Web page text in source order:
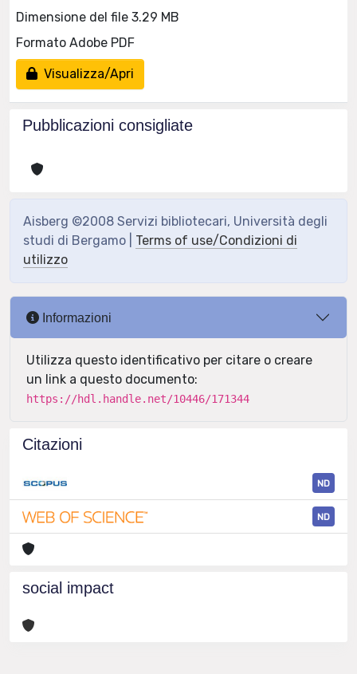
Dimensione del file 3.29 MB
Formato Adobe PDF
Visualizza/Apri
Pubblicazioni consigliate
Aisberg ©2008 Servizi bibliotecari, Università degli
studi di Bergamo | Terms of use/Condizioni di
utilizzo
Informazioni
Utilizza questo identificativo per citare o creare
un link a questo documento:
https://hdl.handle.net/10446/171344
Citazioni
ND
ND
social impact